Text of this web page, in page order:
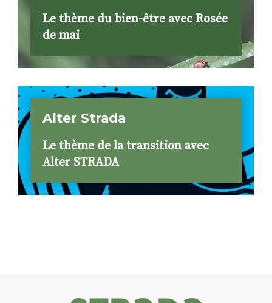
Le thème du bien-être avec Rosée
de mai
Alter Strada
Le thème de la transition avec
Alter STRADA